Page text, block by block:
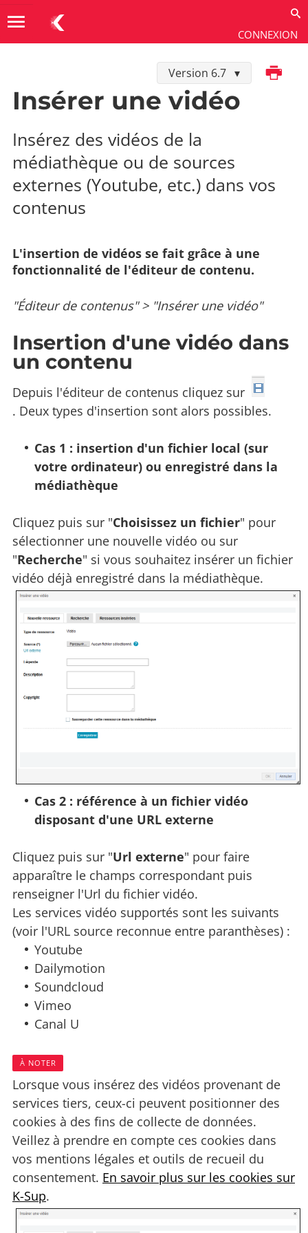
CONNEXION
menu
Version 6.7Imprimer
Éditeur de contenus
Insérer une vidéo
Insérez des vidéos de la
médiathèque ou de sources
externes (Youtube, etc.) dans vos
contenus
L'insertion de vidéos se fait grâce à une
fonctionnalité de l'éditeur de contenu.
"Éditeur de contenus" > "Insérer une vidéo"
Insertion d'une vidéo dans
un contenu
Depuis l'éditeur de contenus cliquez sur
. Deux types d'insertion sont alors possibles.
Cas 1 : insertion d'un fichier local (sur
votre ordinateur) ou enregistré dans la
médiathèque
Cliquez puis sur "Choisissez un fichier" pour
sélectionner une nouvelle vidéo ou sur
"Recherche" si vous souhaitez insérer un fichier
vidéo déjà enregistré dans la médiathèque.
Cas 2 : référence à un fichier vidéo
disposant d'une URL externe
Cliquez puis sur "Url externe" pour faire
apparaître le champs correspondant puis
renseigner l'Url du fichier vidéo.
Les services vidéo supportés sont les suivants
(voir l'URL source reconnue entre paranthèses) :
Youtube
Dailymotion
Soundcloud
Vimeo
Canal U
À NOTER
Lorsque vous insérez des vidéos provenant de
services tiers, ceux-ci peuvent positionner des
cookies à des fins de collecte de données.
Veillez à prendre en compte ces cookies dans
vos mentions légales et outils de recueil du
consentement. En savoir plus sur les cookies sur
K-Sup.